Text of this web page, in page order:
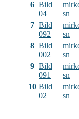
6 Bild
04
sn
7 Bild
092
sn
8 Bild
002
sn
9 Bild
091
sn
10 Bild
02
sn